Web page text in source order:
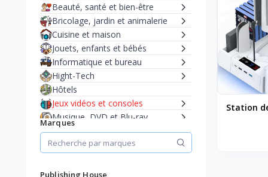
Beauté, santé et bien-être
Bricolage, jardin et animalerie
Cuisine et maison
Jouets, enfants et bébés
Informatique et bureau
Hight-Tech
Hôtels
Jeux vidéos et consoles
Musique, DVD et Blu-ray
Livres
Sports et loisirs
Marques
Publishing House
Station